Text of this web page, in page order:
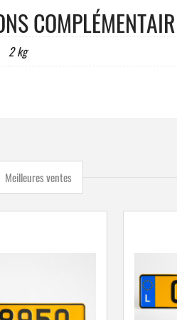
2 kg
Meilleures ventes